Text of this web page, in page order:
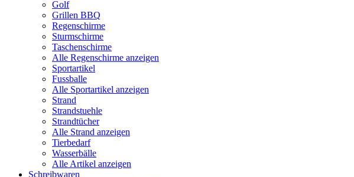
Golf
Grillen BBQ
Regenschirme
Sturmschirme
Taschenschirme
Alle Regenschirme anzeigen
Sportartikel
Fussballe
Alle Sportartikel anzeigen
Strand
Strandstuehle
Strandtücher
Alle Strand anzeigen
Tierbedarf
Wasserbälle
Alle Artikel anzeigen
Schreibwaren